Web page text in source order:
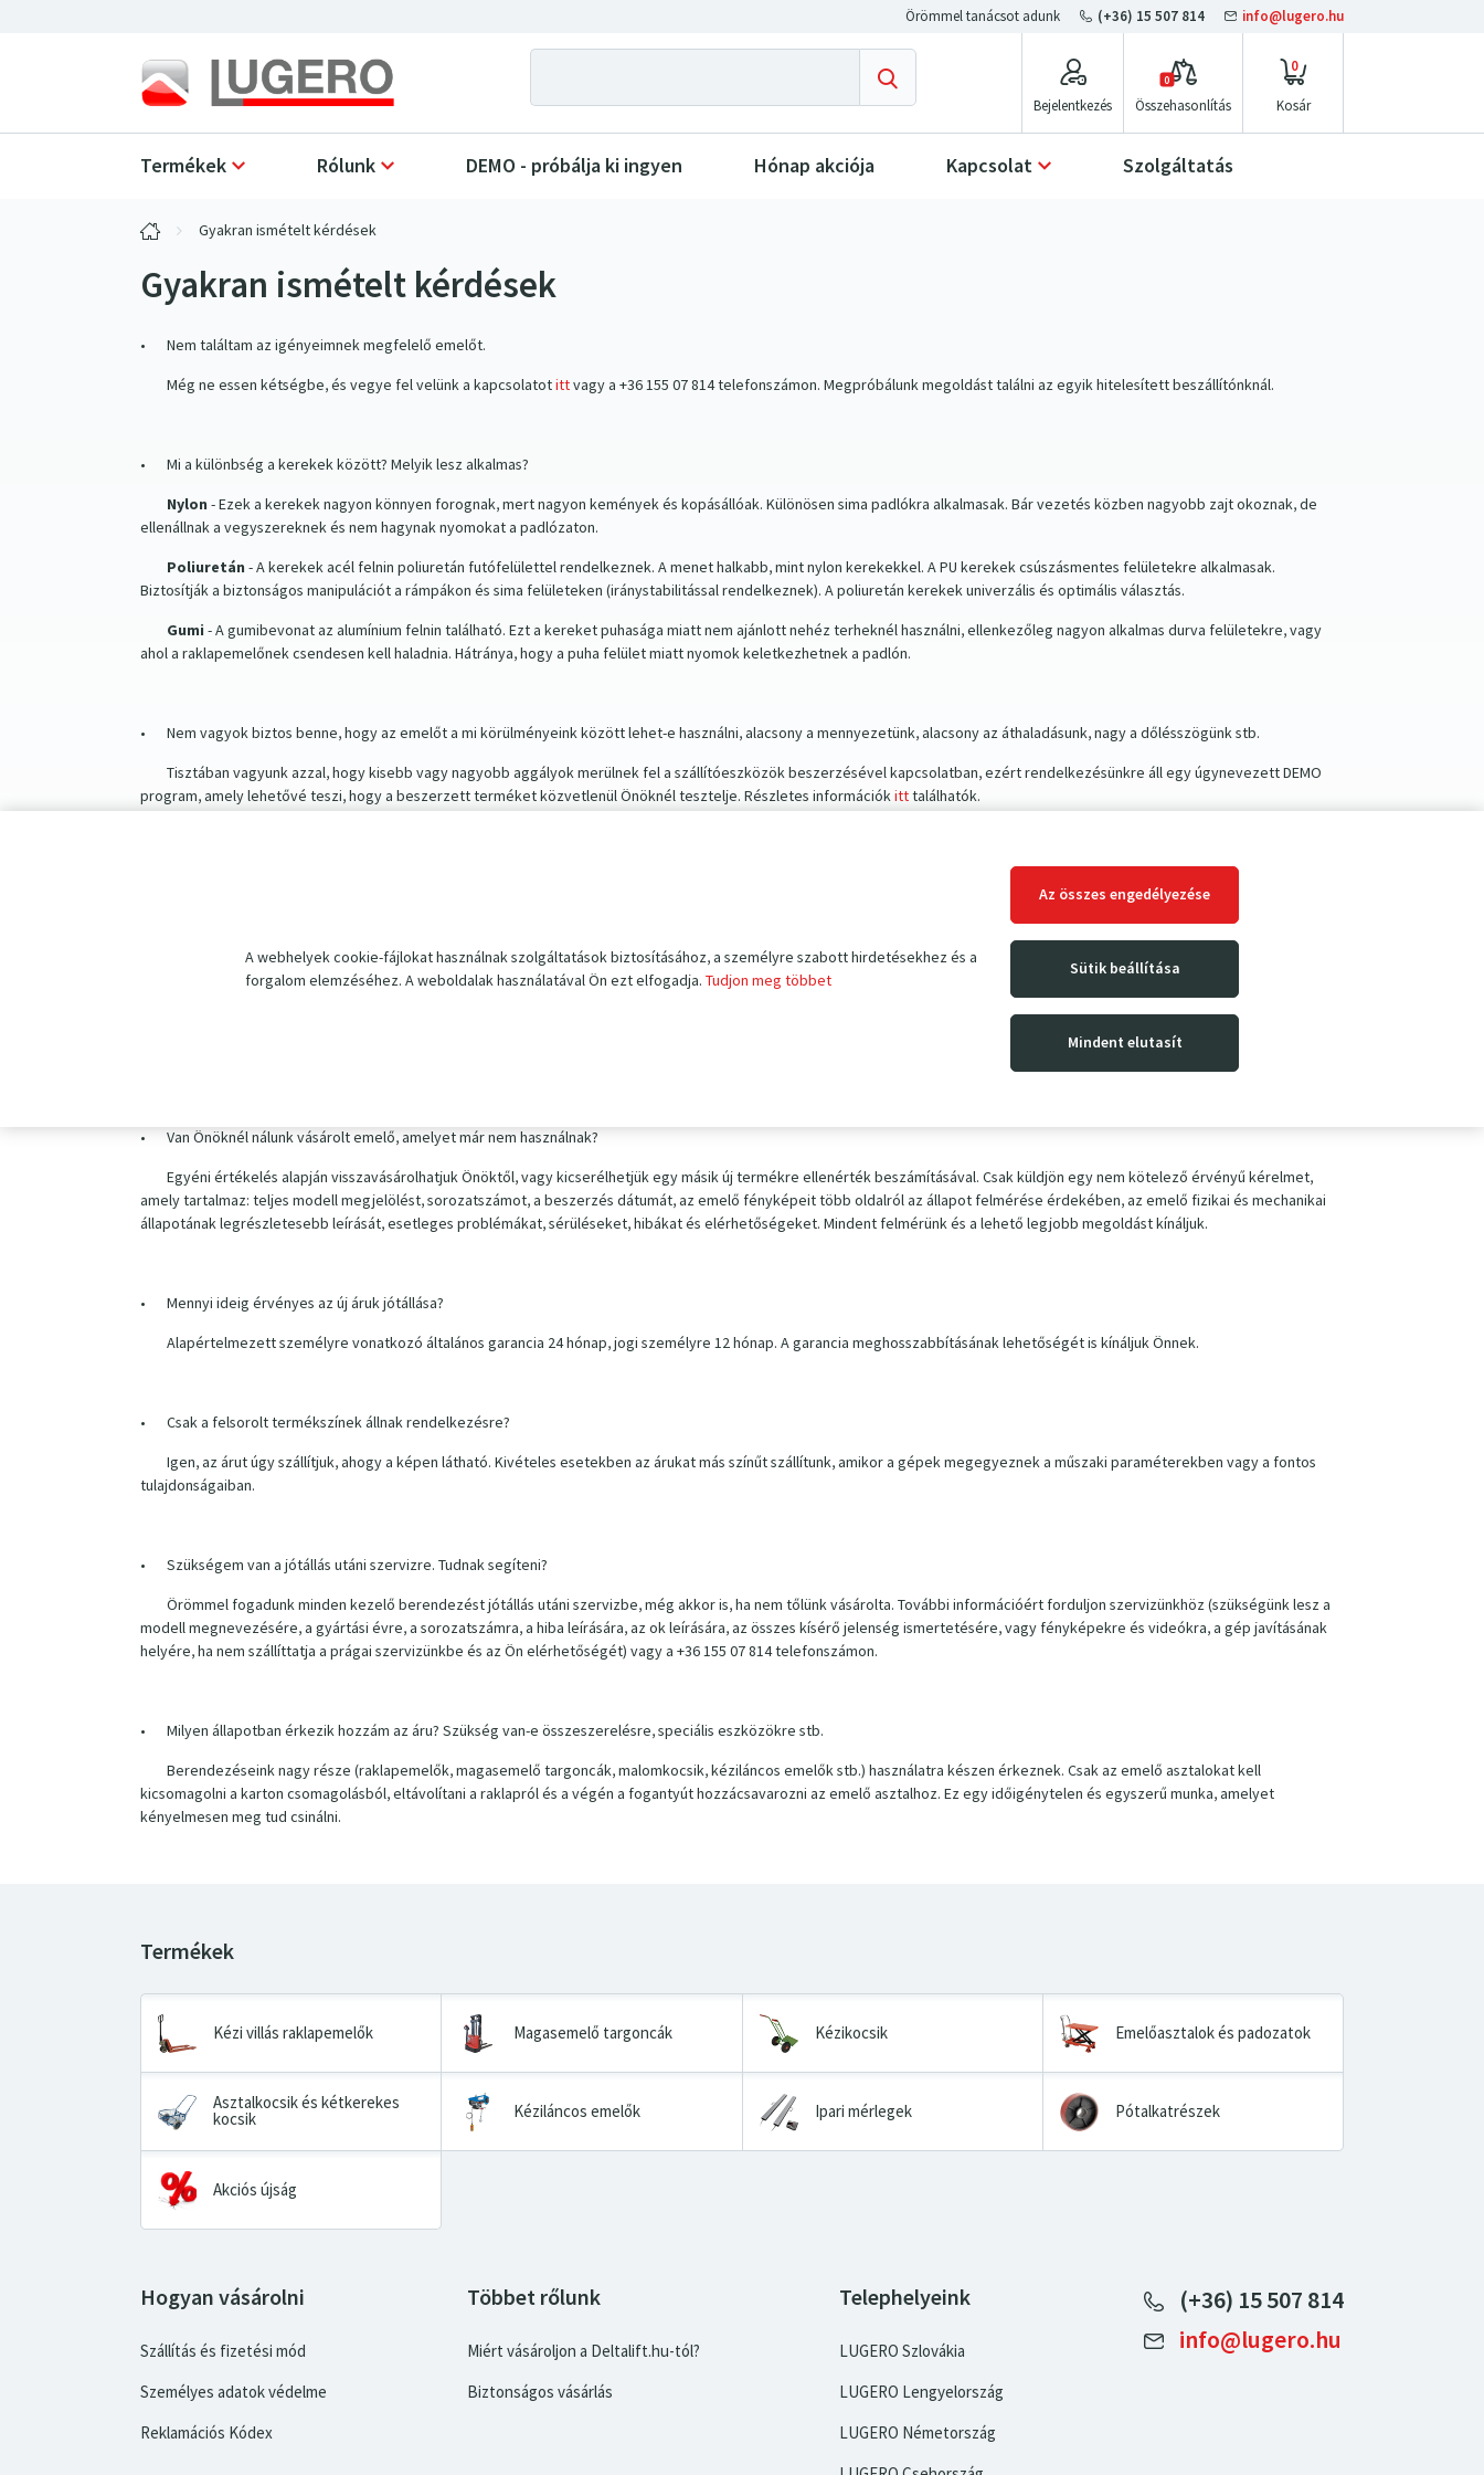
A webhelyek cookie-fájlokat használnak szolgáltatások biztosításához, a személyre szabott hirdetésekhez és a
forgalom elemzéséhez. A weboldalak használatával Ön ezt elfogadja. Tudjon meg többet
Az összes engedélyezése
Sütik beállítása
Mindent elutasít
Bejelentkezés Összehasonlítás
0
0
Termékek Rólunk DEMO - próbálja ki ingyen Hónap akciója Kapcsolat Szolgáltatás
(+36) 15 507 814 info@lugero.hu
Gyakran ismételt kérdések
Gyakran ismételt kérdések
•
Nem találtam az igényeimnek megfelelő emelőt.
Még ne essen kétségbe, és vegye fel velünk a kapcsolatotittvagy a +36 155 07 814 telefonszámon. Megpróbálunk megoldást találni az egyik hitelesített beszállítónknál.
•
Mi a különbség a kerekek között? Melyik lesz alkalmas?
Nylon - Ezek a kerekek nagyon könnyen forognak, mert nagyon kemények és kopásállóak. Különösen sima padlókra alkalmasak. Bár vezetés közben nagyobb zajt okoznak, de
ellenállnak a vegyszereknek és nem hagynak nyomokat a padlózaton.
Poliuretán - A kerekek acél felnin poliuretán futófelülettel rendelkeznek. A menet halkabb, mint nylon kerekekkel. A PU kerekek csúszásmentes felületekre alkalmasak.
Biztosítják a biztonságos manipulációt a rámpákon és sima felületeken (iránystabilitással rendelkeznek). A poliuretán kerekek univerzális és optimális választás.
Gumi - A gumibevonat az alumínium felnin található. Ezt a kereket puhasága miatt nem ajánlott nehéz terheknél használni, ellenkezőleg nagyon alkalmas durva felületekre, vagy
ahol a raklapemelőnek csendesen kell haladnia. Hátránya, hogy a puha felület miatt nyomok keletkezhetnek a padlón.
•
Nem vagyok biztos benne, hogy az emelőt a mi körülményeink között lehet-e használni, alacsony a mennyezetünk, alacsony az áthaladásunk, nagy a dőlésszögünk stb.
Tisztában vagyunk azzal, hogy kisebb vagy nagyobb aggályok merülnek fel a szállítóeszközök beszerzésével kapcsolatban, ezért rendelkezésünkre áll egy úgynevezett DEMO
program, amely lehetővé teszi, hogy a beszerzett terméket közvetlenül Önöknél tesztelje. Részletes információkitttalálhatók.
Az elérhetőség minden termékre vonatkozik. Készlet és 12:00 előtti megrendelés esetén ugyanazon a napon lehet szállítani. Fuvarozóink kiszállítási ideje a 3.-4. munkanapra
96,5%-os sikerrel jár. Egyes esetekben mindig jobb szállítási információk után érdeklődni, hogy mindent rendben kézbesítsünk az Ön megelégedésére.
•
Van Önöknél nálunk vásárolt emelő, amelyet már nem használnak?
Egyéni értékelés alapján visszavásárolhatjuk Önöktől, vagy kicserélhetjük egy másik új termékre ellenérték beszámításával. Csak küldjön egy nem kötelező érvényű kérelmet,
amely tartalmaz: teljes modell megjelölést, sorozatszámot, a beszerzés dátumát, az emelő fényképeit több oldalról az állapot felmérése érdekében, az emelő fizikai és mechanikai
állapotának legrészletesebb leírását, esetleges problémákat, sérüléseket, hibákat és elérhetőségeket. Mindent felmérünk és a lehető legjobb megoldást kínáljuk.
•
Mennyi ideig érvényes az új áruk jótállása?
Alapértelmezett személyre vonatkozó általános garancia 24 hónap, jogi személyre 12 hónap. A garancia meghosszabbításának lehetőségét is kínáljuk Önnek.
•
Csak a felsorolt termékszínek állnak rendelkezésre?
Igen, az árut úgy szállítjuk, ahogy a képen látható. Kivételes esetekben az árukat más színűt szállítunk, amikor a gépek megegyeznek a műszaki paraméterekben vagy a fontos
tulajdonságaiban.
•
Szükségem van a jótállás utáni szervizre. Tudnak segíteni?
Örömmel fogadunk minden kezelő berendezést jótállás utáni szervizbe, még akkor is, ha nem tőlünk vásárolta. További információért forduljon szervizünkhöz (szükségünk lesz a
modell megnevezésére, a gyártási évre, a sorozatszámra, a hiba leírására, az ok leírására, az összes kísérő jelenség ismertetésére, vagy fényképekre és videókra, a gép javításának
helyére, ha nem szállíttatja a prágai szervizünkbe és az Ön elérhetőségét) vagy a +36 155 07 814 telefonszámon.
•
Milyen állapotban érkezik hozzám az áru? Szükség van-e összeszerelésre, speciális eszközökre stb.
Berendezéseink nagy része (raklapemelők, magasemelő targoncák, malomkocsik, kéziláncos emelők stb.) használatra készen érkeznek. Csak az emelő asztalokat kell
kicsomagolni a karton csomagolásból, eltávolítani a raklapról és a végén a fogantyút hozzácsavarozni az emelő asztalhoz. Ez egy időigénytelen és egyszerű munka, amelyet
kényelmesen meg tud csinálni.
Kézi villás raklapemelők Magasemelő targoncák Kézikocsik Emelőasztalok és padozatok
Asztalkocsik és kétkerekes
kocsik Kéziláncos emelők Ipari mérlegek Pótalkatrészek
Akciós újság
Hogyan vásárolni
Szállítás és fizetési mód
Személyes adatok védelme
Reklamációs Kódex
Többet rőlunk
Miért vásároljon a Deltalift.hu-tól?
Biztonságos vásárlás
Telephelyeink
LUGERO Szlovákia
LUGERO Lengyelország
LUGERO Németország
(+36) 15 507 814
info@lugero.hu